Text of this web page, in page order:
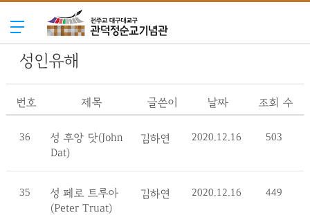
성인유해
번호 제목 글쓴이 날짜 조회 수
36
성 후앙 닷(John
Dat)
김하연 2020.12.16 503
35
성 페로 트루아
(Peter Truat)
김하연 2020.12.16 449